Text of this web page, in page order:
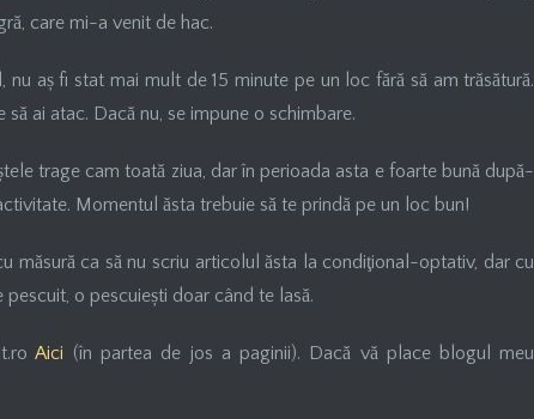
care mi-a venit de hac.
aș fi stat mai mult de 15 minute pe un loc fără să am trăsătură.
ai atac. Dacă nu, se impune o schimbare.
trage cam toată ziua, dar în perioada asta e foarte bună după-
Momentul ăsta trebuie să te prindă pe un loc bun!
măsură ca să nu scriu articolul ăsta la condiţional-optativ, dar cu
o pescuiești doar când te lasă.
Aici (în partea de jos a paginii). Dacă vă place blogul meu